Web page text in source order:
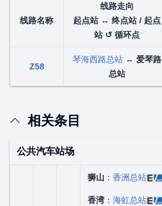
线路名称
线路走向
起点站 ↔ 终点站 / 起点
站 ↺ 循环点
Z58
琴海西路总站↔ 爱琴路
总站
相关条目
公共汽车站场
狮山 ： 香洲总站
香湾 ： 海虹总站